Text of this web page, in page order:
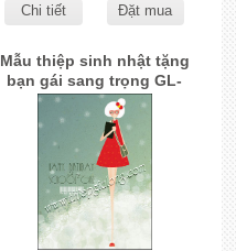
Chi tiết Đặt mua
Mẫu thiệp sinh nhật tặng
bạn gái sang trọng GL-
1267